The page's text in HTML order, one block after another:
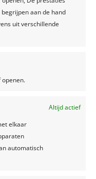
aan de hand
uit verschillende
openen.
Altijd actief
elkaar
automatisch